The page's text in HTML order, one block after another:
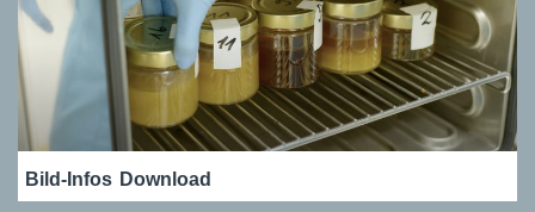
Bild-Infos Download